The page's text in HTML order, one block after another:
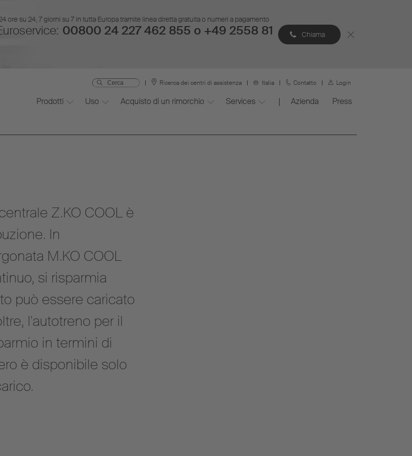
ore su 24, 7 giorni su 7 in tutta Europa tramite linea diretta gratuita o numeri a pagamento
00800 24 227 462 855 o +49 2558 81
Chiama
Ricerca dei centri di assistenza Italia Contatto Login
Prodotti Uso Acquisto di un rimorchio Services Azienda Press
Z.KO COOL è
In
M.KO COOL
si risparmia
può essere caricato
l'autotreno per il
in termini di
è disponibile solo